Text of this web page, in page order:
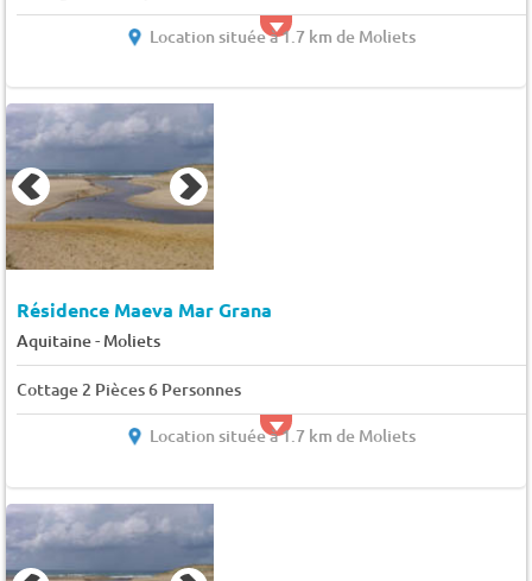
Location située à 1.7 km de Moliets
Résidence Maeva Mar Grana
Aquitaine- Moliets
Cottage 2 Pièces 6 Personnes
Location située à 1.7 km de Moliets